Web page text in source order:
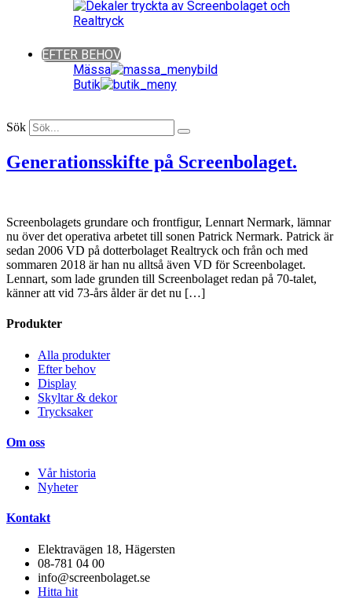
EFTER BEHOV
Mässa
Butik
Sök
Generationsskifte på Screenbolaget.
Screenbolagets grundare och frontfigur, Lennart Nermark, lämnar
nu över det operativa arbetet till sonen Patrick Nermark. Patrick är
sedan 2006 VD på dotterbolaget Realtryck och från och med
sommaren 2018 är han nu alltså även VD för Screenbolaget.
Lennart, som lade grunden till Screenbolaget redan på 70-talet,
känner att vid 73-års ålder är det nu […]
Produkter
Alla produkter
Efter behov
Display
Skyltar & dekor
Trycksaker
Om oss
Vår historia
Nyheter
Kontakt
Elektravägen 18, Hägersten
08-781 04 00
info@screenbolaget.se
Hitta hit